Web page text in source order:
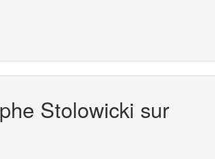
Stolowicki sur